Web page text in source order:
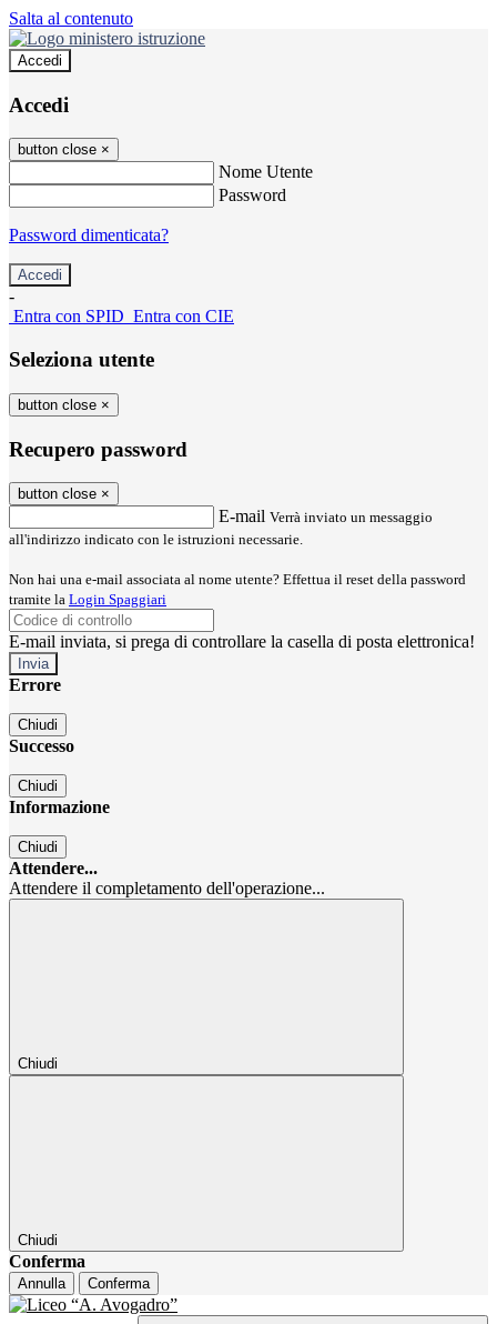
Salta al contenuto
Accedi
Accedi
button close ×
Nome Utente
Password
Password dimenticata?
-
Entra con SPID Entra con CIE
Seleziona utente
button close ×
Recupero password
button close ×
E-mail Verrà inviato un messaggio
all'indirizzo indicato con le istruzioni necessarie.
Non hai una e-mail associata al nome utente? Effettua il reset della password
tramite la Login Spaggiari
E-mail inviata, si prega di controllare la casella di posta elettronica!
Errore
Chiudi
Successo
Chiudi
Informazione
Chiudi
Attendere...
Attendere il completamento dell'operazione...
Chiudi
Chiudi
Conferma
Annulla Conferma